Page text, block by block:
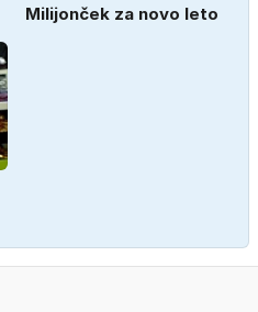
Milijonček za novo leto